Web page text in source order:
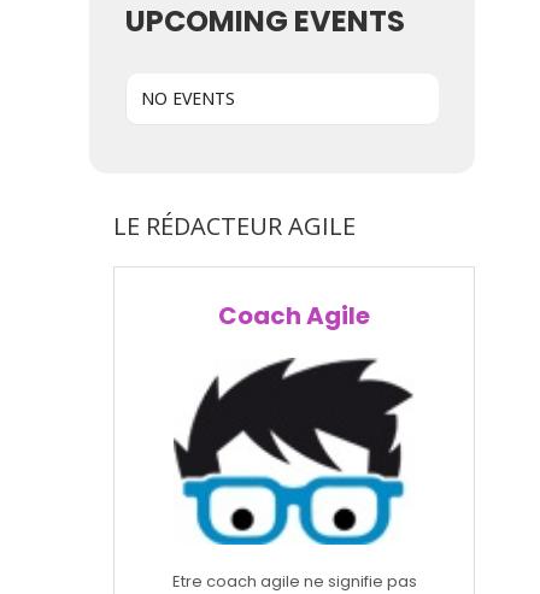
UPCOMING EVENTS
NO EVENTS
LE RÉDACTEUR AGILE
Coach Agile
Etre coach agile ne signifie pas